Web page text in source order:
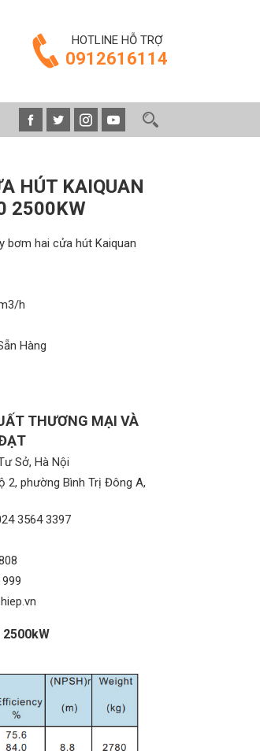
HOTLINE HỖ TRỢ
0912616114
HÚT KAIQUAN
2500KW
bơm hai cửa hút Kaiquan
h
Hàng
THƯƠNG MẠI VÀ
Sở, Hà Nội
2, phường Bình Trị Đông A,
3564 3397